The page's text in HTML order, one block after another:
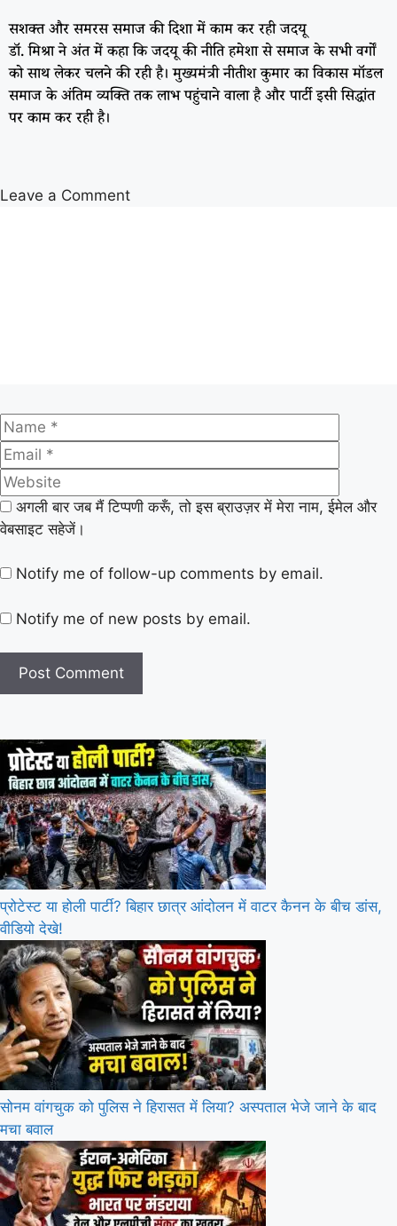
सशक्त और समरस समाज की दिशा में काम कर रही जदयू
डॉ. मिश्रा ने अंत में कहा कि जदयू की नीति हमेशा से समाज के सभी वर्गों
को साथ लेकर चलने की रही है। मुख्यमंत्री नीतीश कुमार का विकास मॉडल
समाज के अंतिम व्यक्ति तक लाभ पहुंचाने वाला है और पार्टी इसी सिद्धांत
पर काम कर रही है।
Leave a Comment
अगली बार जब मैं टिप्पणी करूँ, तो इस ब्राउज़र में मेरा नाम, ईमेल और
वेबसाइट सहेजें।
Notify me of follow-up comments by email.
Notify me of new posts by email.
प्रोटेस्ट या होली पार्टी? बिहार छात्र आंदोलन में वाटर कैनन के बीच डांस,
वीडियो देखे!
सोनम वांगचुक को पुलिस ने हिरासत में लिया? अस्पताल भेजे जाने के बाद
मचा बवाल